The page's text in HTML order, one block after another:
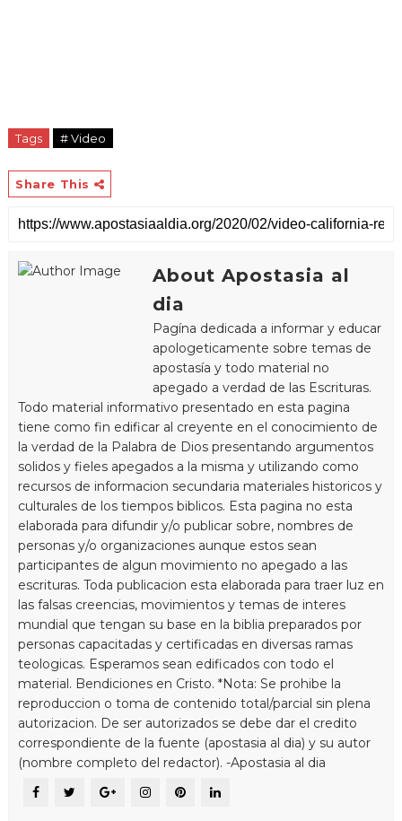
Tags # Video
Share This
About Apostasia al
dia
Pagína dedicada a informar y educar
apologeticamente sobre temas de
apostasía y todo material no
apegado a verdad de las Escrituras.
Todo material informativo presentado en esta pagina
tiene como fin edificar al creyente en el conocimiento de
la verdad de la Palabra de Dios presentando argumentos
solidos y fieles apegados a la misma y utilizando como
recursos de informacion secundaria materiales historicos y
culturales de los tiempos biblicos. Esta pagina no esta
elaborada para difundir y/o publicar sobre, nombres de
personas y/o organizaciones aunque estos sean
participantes de algun movimiento no apegado a las
escrituras. Toda publicacion esta elaborada para traer luz en
las falsas creencias, movimientos y temas de interes
mundial que tengan su base en la biblia preparados por
personas capacitadas y certificadas en diversas ramas
teologicas. Esperamos sean edificados con todo el
material. Bendiciones en Cristo. *Nota: Se prohibe la
reproduccion o toma de contenido total/parcial sin plena
autorizacion. De ser autorizados se debe dar el credito
correspondiente de la fuente (apostasia al dia) y su autor
(nombre completo del redactor). -Apostasia al dia